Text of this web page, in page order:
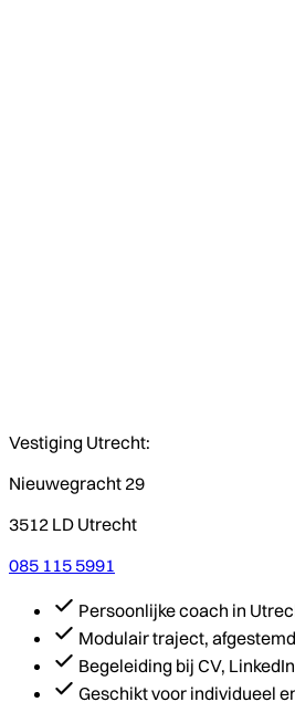
Vestiging Utrecht:
Nieuwegracht 29
3512 LD Utrecht
085 115 5991
Persoonlijke coach in
Modulair traject,
Begeleiding bij CV,
Geschikt voor individueel